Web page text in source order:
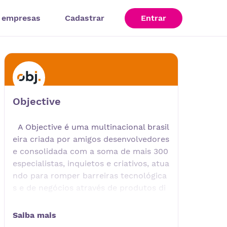
empresas Cadastrar Entrar
Objective
A Objective é uma multinacional brasil
eira criada por amigos desenvolvedores
e consolidada com a soma de mais 300
especialistas, inquietos e criativos, atua
ndo para romper barreiras tecnológica
s e de negócios através de produtos di
mento e desenvolvimento de software,
Saiba mais